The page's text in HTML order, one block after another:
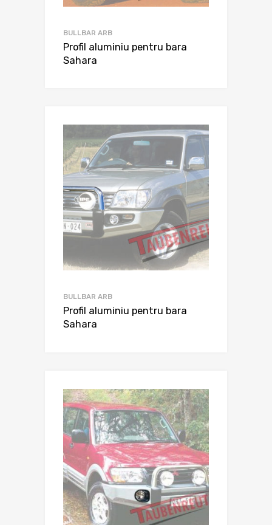
BULLBAR ARB
Profil aluminiu pentru bara
Sahara
BULLBAR ARB
Profil aluminiu pentru bara
Sahara